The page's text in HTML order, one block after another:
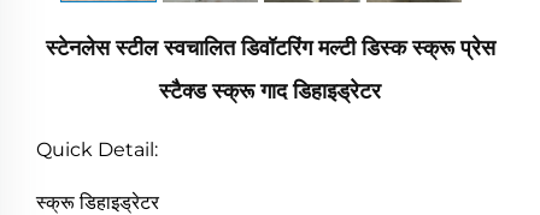
स्टेनलेस स्टील स्वचालित डिवॉटरिंग मल्टी डिस्क स्क्रू प्रेस
स्टैक्ड स्क्रू गाद डिहाइड्रेटर
Quick Detail:
स्क्रू डिहाइड्रेटर